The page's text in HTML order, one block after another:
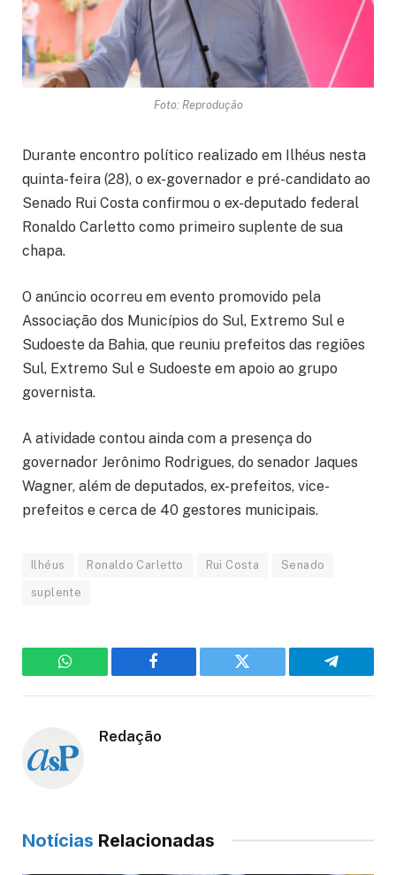
Foto: Reprodução
Durante encontro político realizado em Ilhéus nesta
quinta-feira (28), o ex-governador e pré-candidato ao
Senado Rui Costa confirmou o ex-deputado federal
Ronaldo Carletto como primeiro suplente de sua
chapa.
O anúncio ocorreu em evento promovido pela
Associação dos Municípios do Sul, Extremo Sul e
Sudoeste da Bahia, que reuniu prefeitos das regiões
Sul, Extremo Sul e Sudoeste em apoio ao grupo
governista.
A atividade contou ainda com a presença do
governador Jerônimo Rodrigues, do senador Jaques
Wagner, além de deputados, ex-prefeitos, vice-
prefeitos e cerca de 40 gestores municipais.
Ilhéus Ronaldo Carletto Rui Costa Senado
suplente
WhatsApp Facebook Twitter Telegram
Redação
Notícias Relacionadas